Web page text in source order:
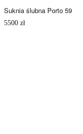
Suknia ślubna Porto 59
5500 zł